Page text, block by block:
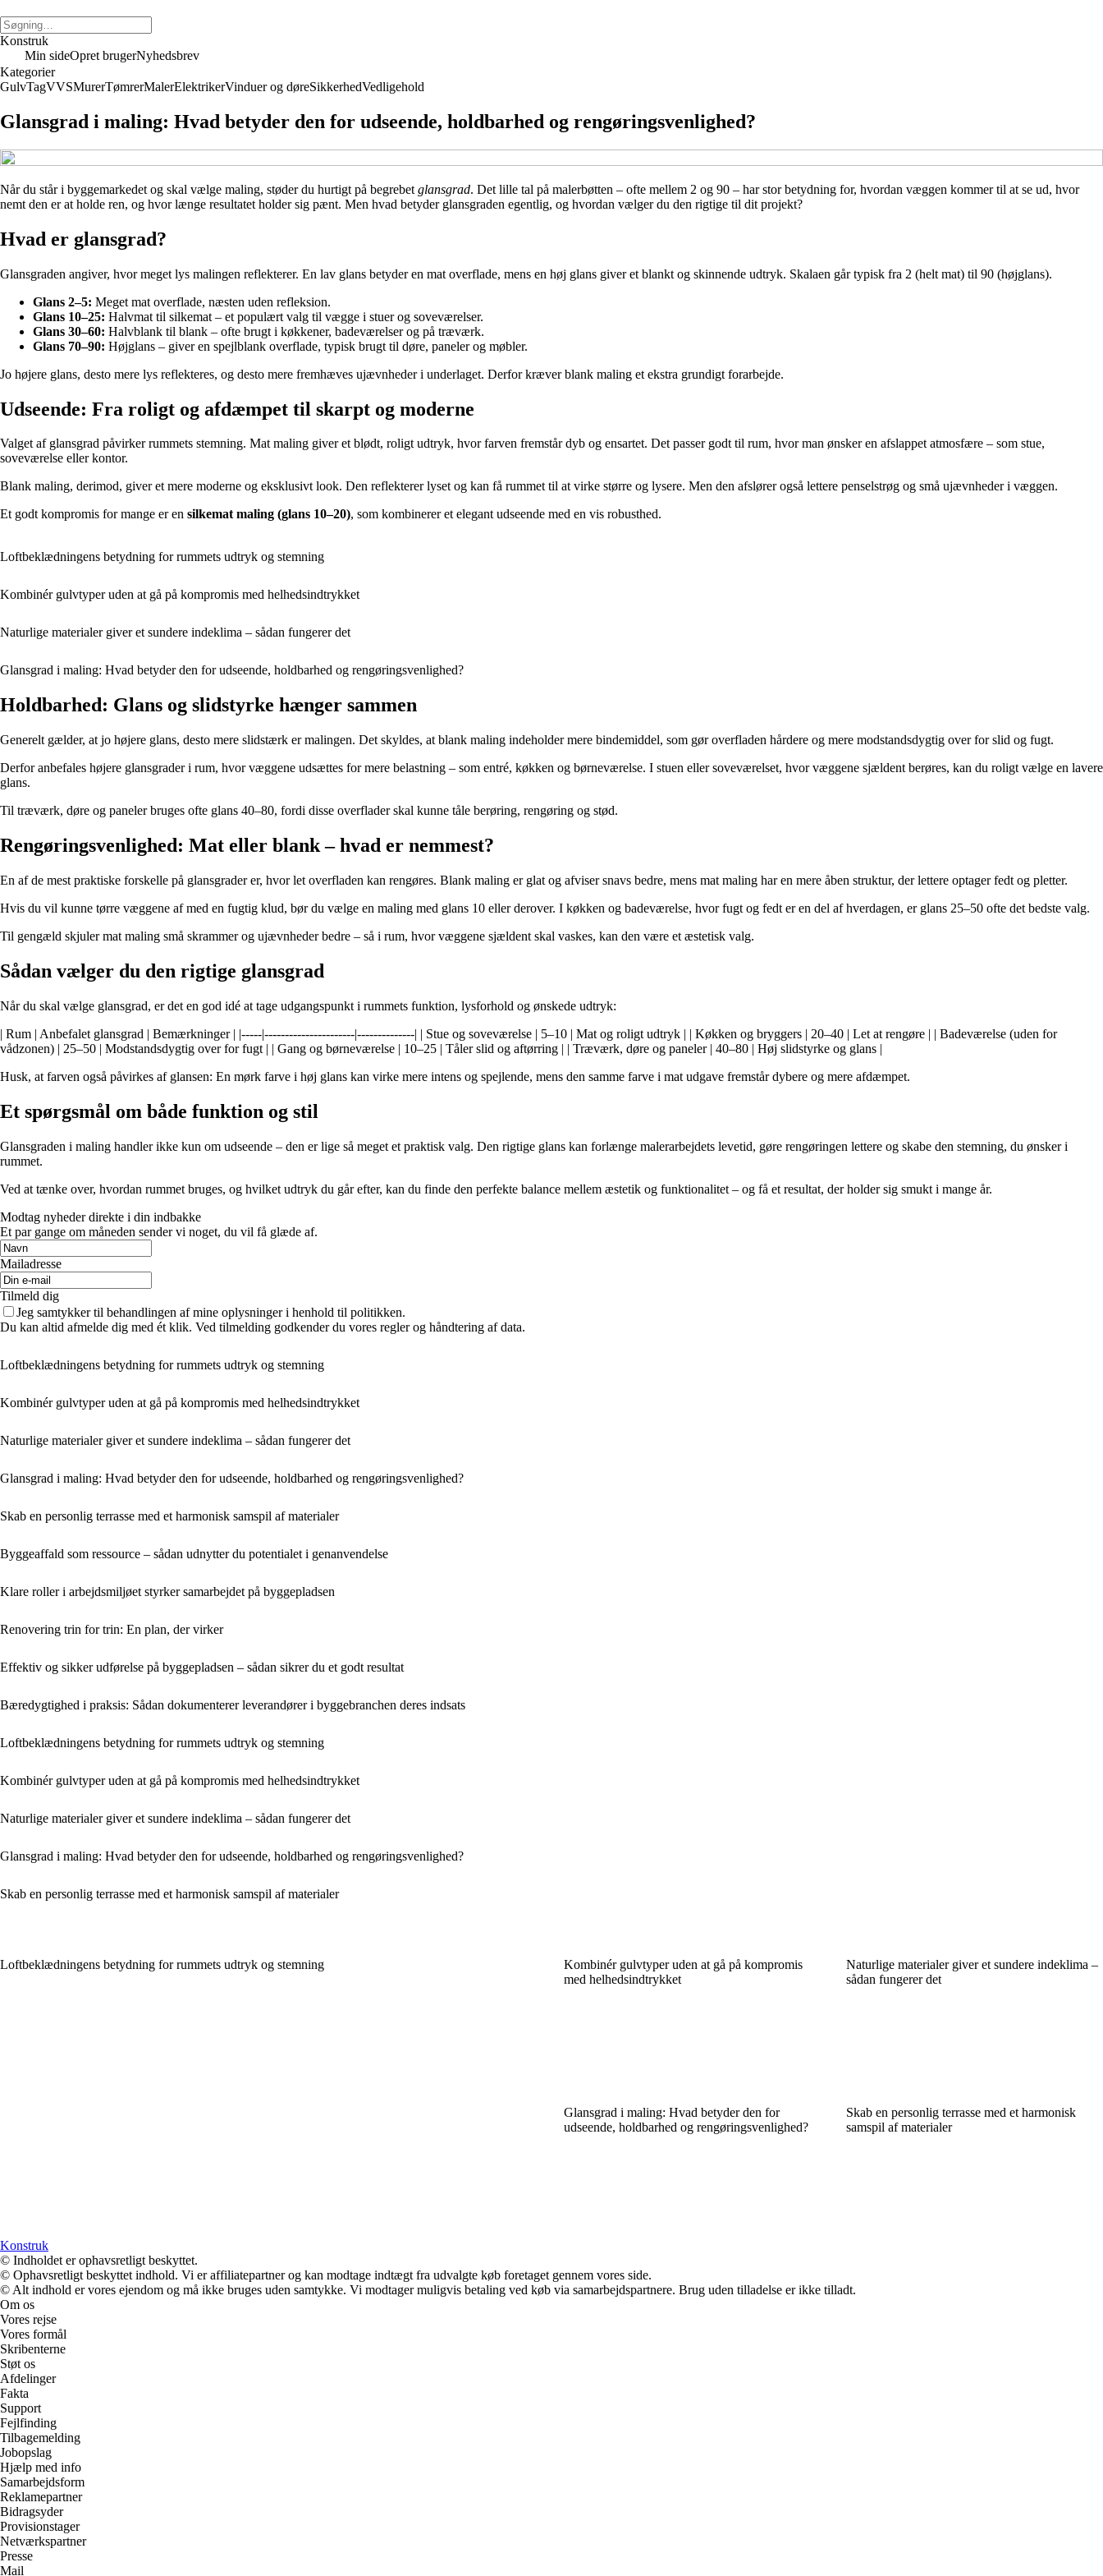
Konstruk
Min sideOpret brugerNyhedsbrev
Kategorier
GulvTagVVSMurerTømrerMalerElektrikerVinduer og døreSikkerhedVedligehold
Glansgrad i maling: Hvad betyder den for udseende, holdbarhed og rengøringsvenlighed?
Når du står i byggemarkedet og skal vælge maling, støder du hurtigt på begrebet glansgrad. Det lille tal på malerbøtten – ofte mellem 2 og 90 – har stor betydning for, hvordan væggen kommer til at se ud, hvor
nemt den er at holde ren, og hvor længe resultatet holder sig pænt. Men hvad betyder glansgraden egentlig, og hvordan vælger du den rigtige til dit projekt?
Hvad er glansgrad?
Glansgraden angiver, hvor meget lys malingen reflekterer. En lav glans betyder en mat overflade, mens en høj glans giver et blankt og skinnende udtryk. Skalaen går typisk fra 2 (helt mat) til 90 (højglans).
Glans 2–5: Meget mat overflade, næsten uden refleksion.
Glans 10–25: Halvmat til silkemat – et populært valg til vægge i stuer og soveværelser.
Glans 30–60: Halvblank til blank – ofte brugt i køkkener, badeværelser og på træværk.
Glans 70–90: Højglans – giver en spejlblank overflade, typisk brugt til døre, paneler og møbler.
Jo højere glans, desto mere lys reflekteres, og desto mere fremhæves ujævnheder i underlaget. Derfor kræver blank maling et ekstra grundigt forarbejde.
Udseende: Fra roligt og afdæmpet til skarpt og moderne
Valget af glansgrad påvirker rummets stemning. Mat maling giver et blødt, roligt udtryk, hvor farven fremstår dyb og ensartet. Det passer godt til rum, hvor man ønsker en afslappet atmosfære – som stue,
soveværelse eller kontor.
Blank maling, derimod, giver et mere moderne og eksklusivt look. Den reflekterer lyset og kan få rummet til at virke større og lysere. Men den afslører også lettere penselstrøg og små ujævnheder i væggen.
Et godt kompromis for mange er en silkemat maling (glans 10–20), som kombinerer et elegant udseende med en vis robusthed.
Loftbeklædningens betydning for rummets udtryk og stemning
Kombinér gulvtyper uden at gå på kompromis med helhedsindtrykket
Naturlige materialer giver et sundere indeklima – sådan fungerer det
Glansgrad i maling: Hvad betyder den for udseende, holdbarhed og rengøringsvenlighed?
Holdbarhed: Glans og slidstyrke hænger sammen
Generelt gælder, at jo højere glans, desto mere slidstærk er malingen. Det skyldes, at blank maling indeholder mere bindemiddel, som gør overfladen hårdere og mere modstandsdygtig over for slid og fugt.
Derfor anbefales højere glansgrader i rum, hvor væggene udsættes for mere belastning – som entré, køkken og børneværelse. I stuen eller soveværelset, hvor væggene sjældent berøres, kan du roligt vælge en lavere
glans.
Til træværk, døre og paneler bruges ofte glans 40–80, fordi disse overflader skal kunne tåle berøring, rengøring og stød.
Rengøringsvenlighed: Mat eller blank – hvad er nemmest?
En af de mest praktiske forskelle på glansgrader er, hvor let overfladen kan rengøres. Blank maling er glat og afviser snavs bedre, mens mat maling har en mere åben struktur, der lettere optager fedt og pletter.
Hvis du vil kunne tørre væggene af med en fugtig klud, bør du vælge en maling med glans 10 eller derover. I køkken og badeværelse, hvor fugt og fedt er en del af hverdagen, er glans 25–50 ofte det bedste valg.
Til gengæld skjuler mat maling små skrammer og ujævnheder bedre – så i rum, hvor væggene sjældent skal vaskes, kan den være et æstetisk valg.
Sådan vælger du den rigtige glansgrad
Når du skal vælge glansgrad, er det en god idé at tage udgangspunkt i rummets funktion, lysforhold og ønskede udtryk:
| Rum | Anbefalet glansgrad | Bemærkninger | |-----|----------------------|--------------| | Stue og soveværelse | 5–10 | Mat og roligt udtryk | | Køkken og bryggers | 20–40 | Let at rengøre | | Badeværelse (uden for
vådzonen) | 25–50 | Modstandsdygtig over for fugt | | Gang og børneværelse | 10–25 | Tåler slid og aftørring | | Træværk, døre og paneler | 40–80 | Høj slidstyrke og glans |
Husk, at farven også påvirkes af glansen: En mørk farve i høj glans kan virke mere intens og spejlende, mens den samme farve i mat udgave fremstår dybere og mere afdæmpet.
Et spørgsmål om både funktion og stil
Glansgraden i maling handler ikke kun om udseende – den er lige så meget et praktisk valg. Den rigtige glans kan forlænge malerarbejdets levetid, gøre rengøringen lettere og skabe den stemning, du ønsker i
rummet.
Ved at tænke over, hvordan rummet bruges, og hvilket udtryk du går efter, kan du finde den perfekte balance mellem æstetik og funktionalitet – og få et resultat, der holder sig smukt i mange år.
Modtag nyheder direkte i din indbakke
Et par gange om måneden sender vi noget, du vil få glæde af.
Mailadresse
Tilmeld dig
Jeg samtykker til behandlingen af mine oplysninger i henhold til politikken.
Du kan altid afmelde dig med ét klik. Ved tilmelding godkender du vores regler og håndtering af data.
Loftbeklædningens betydning for rummets udtryk og stemning
Kombinér gulvtyper uden at gå på kompromis med helhedsindtrykket
Naturlige materialer giver et sundere indeklima – sådan fungerer det
Glansgrad i maling: Hvad betyder den for udseende, holdbarhed og rengøringsvenlighed?
Skab en personlig terrasse med et harmonisk samspil af materialer
Byggeaffald som ressource – sådan udnytter du potentialet i genanvendelse
Klare roller i arbejdsmiljøet styrker samarbejdet på byggepladsen
Renovering trin for trin: En plan, der virker
Effektiv og sikker udførelse på byggepladsen – sådan sikrer du et godt resultat
Bæredygtighed i praksis: Sådan dokumenterer leverandører i byggebranchen deres indsats
Loftbeklædningens betydning for rummets udtryk og stemning
Kombinér gulvtyper uden at gå på kompromis med helhedsindtrykket
Naturlige materialer giver et sundere indeklima – sådan fungerer det
Glansgrad i maling: Hvad betyder den for udseende, holdbarhed og rengøringsvenlighed?
Skab en personlig terrasse med et harmonisk samspil af materialer
Loftbeklædningens betydning for rummets udtryk og stemning
Kombinér gulvtyper uden at gå på kompromis
med helhedsindtrykket
Naturlige materialer giver et sundere indeklima –
sådan fungerer det
Glansgrad i maling: Hvad betyder den for
udseende, holdbarhed og rengøringsvenlighed?
Skab en personlig terrasse med et harmonisk
samspil af materialer
Konstruk
© Indholdet er ophavsretligt beskyttet.
© Ophavsretligt beskyttet indhold. Vi er affiliatepartner og kan modtage indtægt fra udvalgte køb foretaget gennem vores side.
© Alt indhold er vores ejendom og må ikke bruges uden samtykke. Vi modtager muligvis betaling ved køb via samarbejdspartnere. Brug uden tilladelse er ikke tilladt.
Om os
Vores rejse
Vores formål
Skribenterne
Støt os
Afdelinger
Fakta
Support
Fejlfinding
Tilbagemelding
Jobopslag
Hjælp med info
Samarbejdsform
Reklamepartner
Bidragsyder
Provisionstager
Netværkspartner
Presse
Mail